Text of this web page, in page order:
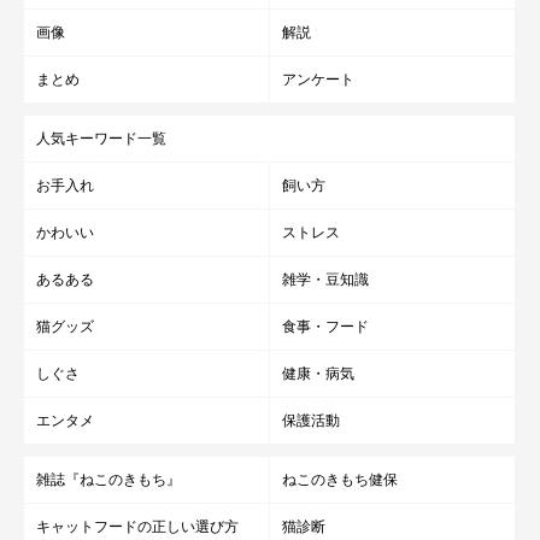
画像 解説
まとめ アンケート
人気キーワード一覧
お手入れ 飼い方
かわいい ストレス
あるある 雑学・豆知識
猫グッズ 食事・フード
しぐさ 健康・病気
エンタメ 保護活動
雑誌『ねこのきもち』 ねこのきもち健保
キャットフードの正しい選び方 猫診断